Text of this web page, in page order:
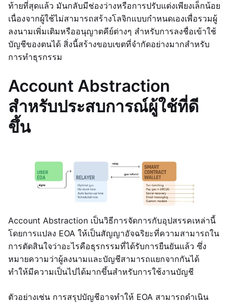
ท้ายที่สุดแล้ว มันกลับมีช่องว่างหรือการปรับแต่งเพียงเล็กน้อย
เนื่องจากผู้ใช้ไม่สามารถสร้างโลจิกแบบกำหนดเองเพื่อรวมผู้
ลงนามเพิ่มเติมหรืออนุญาตคีย์ต่างๆ สำหรับการลงชื่อเข้าใช้
บัญชีของตนได้ สิ่งนี้สร้างขอบเขตที่จำกัดอย่างมากสำหรับ
การทำธุรกรรม
Account Abstraction
สำหรับประสบการณ์ผู้ใช้ที่ดี
ขึ้น
Account Abstraction เป็นวิธีการจัดการกับอุปสรรคเหล่านี้
โดยการแปลง EOA ให้เป็นสัญญาอัจฉริยะที่ความสามารถใน
การตัดสินใจว่าอะไรคือธุรกรรมที่ได้รับการยืนยันแล้ว ซึ่ง
หมายความว่าผู้ลงนามและบัญชีสามารถแยกจากกันได้
ทำให้มีความเป็นไปได้มากขึ้นสำหรับการใช้งานบัญชี
ตัวอย่างเช่น การสรุปบัญชีอาจทำให้ EOA สามารถดำเนิน